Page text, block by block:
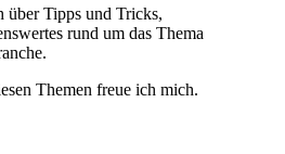
über Tipps und Tricks,
rund um das Thema
Themen freue ich mich.